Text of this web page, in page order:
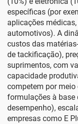
específicas (por
aplicações
automotivos). A
custos das
de tackificação),
suprimentos, com
capacidade
competem por meio
formulações à base
desempenho),
empresas como E